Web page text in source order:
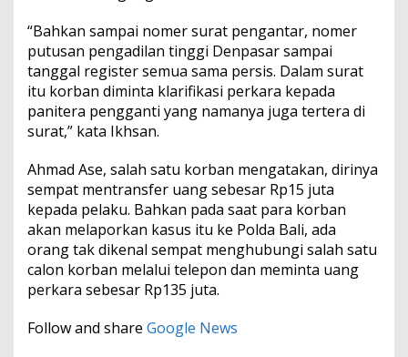
“Bahkan sampai nomer surat pengantar, nomer
putusan pengadilan tinggi Denpasar sampai
tanggal register semua sama persis. Dalam surat
itu korban diminta klarifikasi perkara kepada
panitera pengganti yang namanya juga tertera di
surat,” kata Ikhsan.
Ahmad Ase, salah satu korban mengatakan, dirinya
sempat mentransfer uang sebesar Rp15 juta
kepada pelaku. Bahkan pada saat para korban
akan melaporkan kasus itu ke Polda Bali, ada
orang tak dikenal sempat menghubungi salah satu
calon korban melalui telepon dan meminta uang
perkara sebesar Rp135 juta.
Follow and share Google News